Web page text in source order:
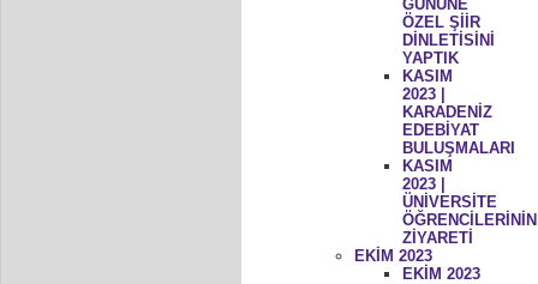
GÜNÜNE
ÖZEL ŞİİR
DİNLETİSİNİ
YAPTIK
KASIM
2023 |
KARADENİZ
EDEBİYAT
BULUŞMALARI
KASIM
2023 |
ÜNİVERSİTE
ÖĞRENCİLERİNİN
ZİYARETİ
EKİM 2023
EKİM 2023